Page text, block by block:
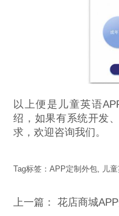
以上便是儿童英语
绍，如果有系统开发
求，欢迎咨询我们。
Tag标签：APP定制外包, 儿
上一篇：花店商城